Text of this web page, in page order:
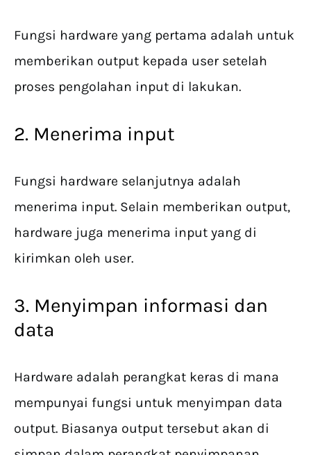
Fungsi hardware yang pertama adalah untuk
memberikan output kepada user setelah
proses pengolahan input di lakukan.
2. Menerima input
Fungsi hardware selanjutnya adalah
menerima input. Selain memberikan output,
hardware juga menerima input yang di
kirimkan oleh user.
3. Menyimpan informasi dan
data
Hardware adalah perangkat keras di mana
mempunyai fungsi untuk menyimpan data
output. Biasanya output tersebut akan di